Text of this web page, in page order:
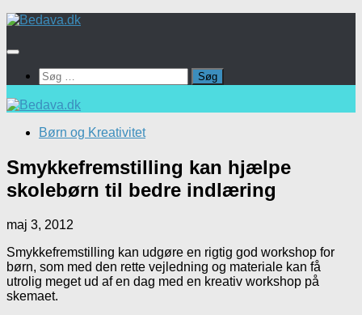
Skip
content
Søg
efter:
Børn og Kreativitet
Smykkefremstilling kan hjælpe
skolebørn til bedre indlæring
maj 3, 2012
Smykkefremstilling kan udgøre en rigtig god workshop for
børn, som med den rette vejledning og materiale kan få
utrolig meget ud af en dag med en kreativ workshop på
skemaet.